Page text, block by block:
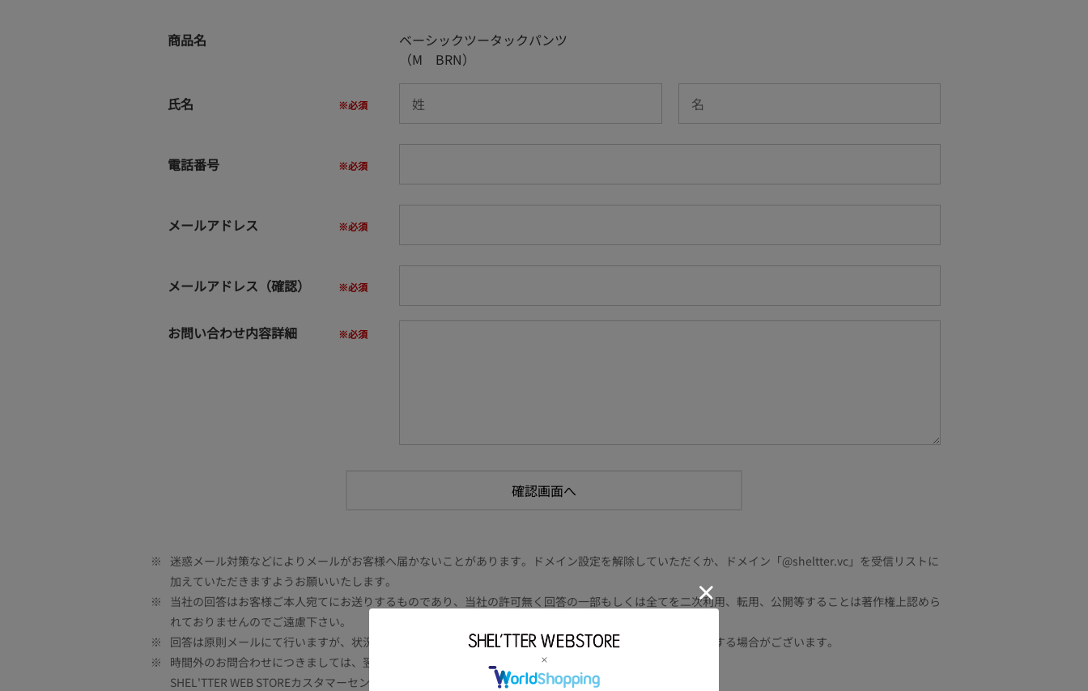
商品名
ベーシックツータックパンツ
（M BRN）
氏名
電話番号
メールアドレス
メールアドレス（確認）
お問い合わせ内容詳細
※
迷惑メール対策などによりメールがお客様へ届かないことがあります。ドメイン設定を解除していただくか、ドメイン「@sheltter.vc」を受信リストに
加えていただきますようお願いいたします。
※
当社の回答はお客様ご本人宛てにお送りするものであり、当社の許可無く回答の一部もしくは全てを二次利用、転用、公開等することは著作権上認めら
れておりませんのでご遠慮下さい。
※
回答は原則メールにて行いますが、状況により電話や書面等の場合もございます。また内容により時間を要する場合がございます。
※
時間外のお問合わせにつきましては、翌営業日より順次対応いたします。
SHEL'TTER WEB STOREカスタマーセンター